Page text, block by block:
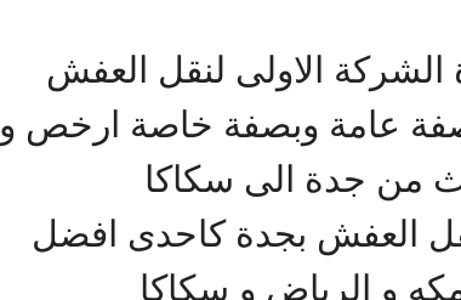
الاولى لنقل العفش
عامة وبصفة خاصة ارخص و
من جدة الى سكاكا
العفش بجدة كاحدى افضل
و الرياض و سكاكا